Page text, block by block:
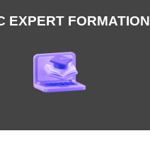
EXPERT FORMATION